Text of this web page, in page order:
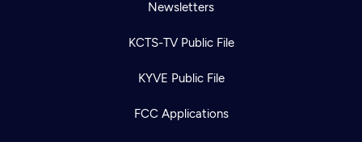
Newsletters
KCTS-TV Public File
KYVE Public File
FCC Applications